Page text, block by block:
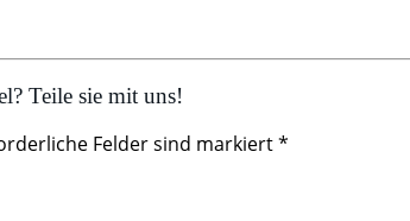
Teile sie mit uns!
Felder sind markiert *